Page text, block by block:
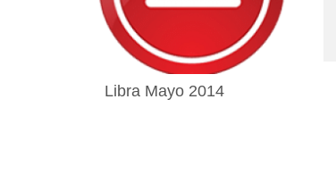
Libra Mayo 2014